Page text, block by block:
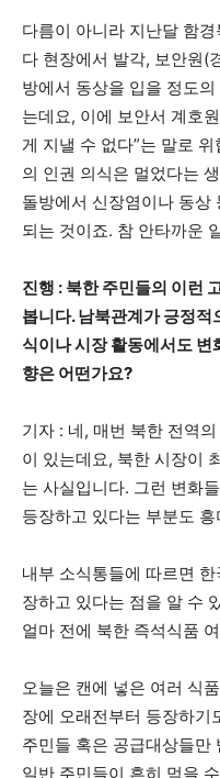
다름이 아니라 지난달 함
다 현장에서 발각, 보안원(
방에서 동상을 입을 정도
는데요, 이에 보안서 계호
게 지낼 수 없다”는 말로
의 인권 의식은 멀었다는
돌방에서 신장염이나 동상
되는 것이죠. 참 안타까운
진행 : 북한 주민들의 이런
봅니다. 남북관계가 긍정
식이나 시장 활동에서도
향은 어떤가요?
기자 : 네, 매번 북한 전역
이 있는데요, 북한 시장이
는 사실입니다. 그런 변화
등장하고 있다는 부분도
내부 소식통들에 따르면
장하고 있다는 점을 알 수
얼마 전에 북한 즉석식품
오늘은 캔에 넣은 여러 식
장에 오래전부터 등장하기
주민들 혹은 공급대상들만
일반 주민들이 흔히 먹을